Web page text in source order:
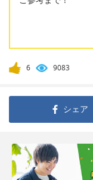
6 9083
シェア